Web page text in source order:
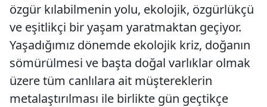
özgür kılabilmenin yolu, ekolojik, özgürlükçü
ve eşitlikçi bir yaşam yaratmaktan geçiyor.
Yaşadığımız dönemde ekolojik kriz, doğanın
sömürülmesi ve başta doğal varlıklar olmak
üzere tüm canlılara ait müştereklerin
metalaştırılması ile birlikte gün geçtikçe